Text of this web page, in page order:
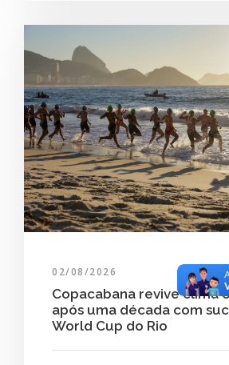
02/08/2026
Copacabana revive clima
após uma década com
World Cup do Rio